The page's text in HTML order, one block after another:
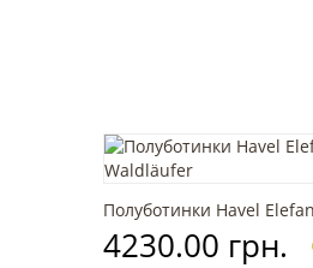
Полуботинки Havel
4230.00 грн.